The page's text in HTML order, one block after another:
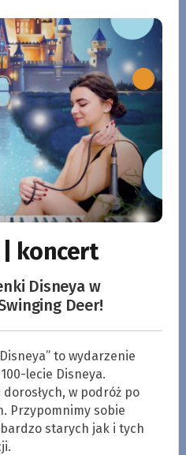
| koncert
Disneya w
Deer!
to wydarzenie
lecie Disneya.
w podróż po
Przypomnimy sobie
starych jak i tych